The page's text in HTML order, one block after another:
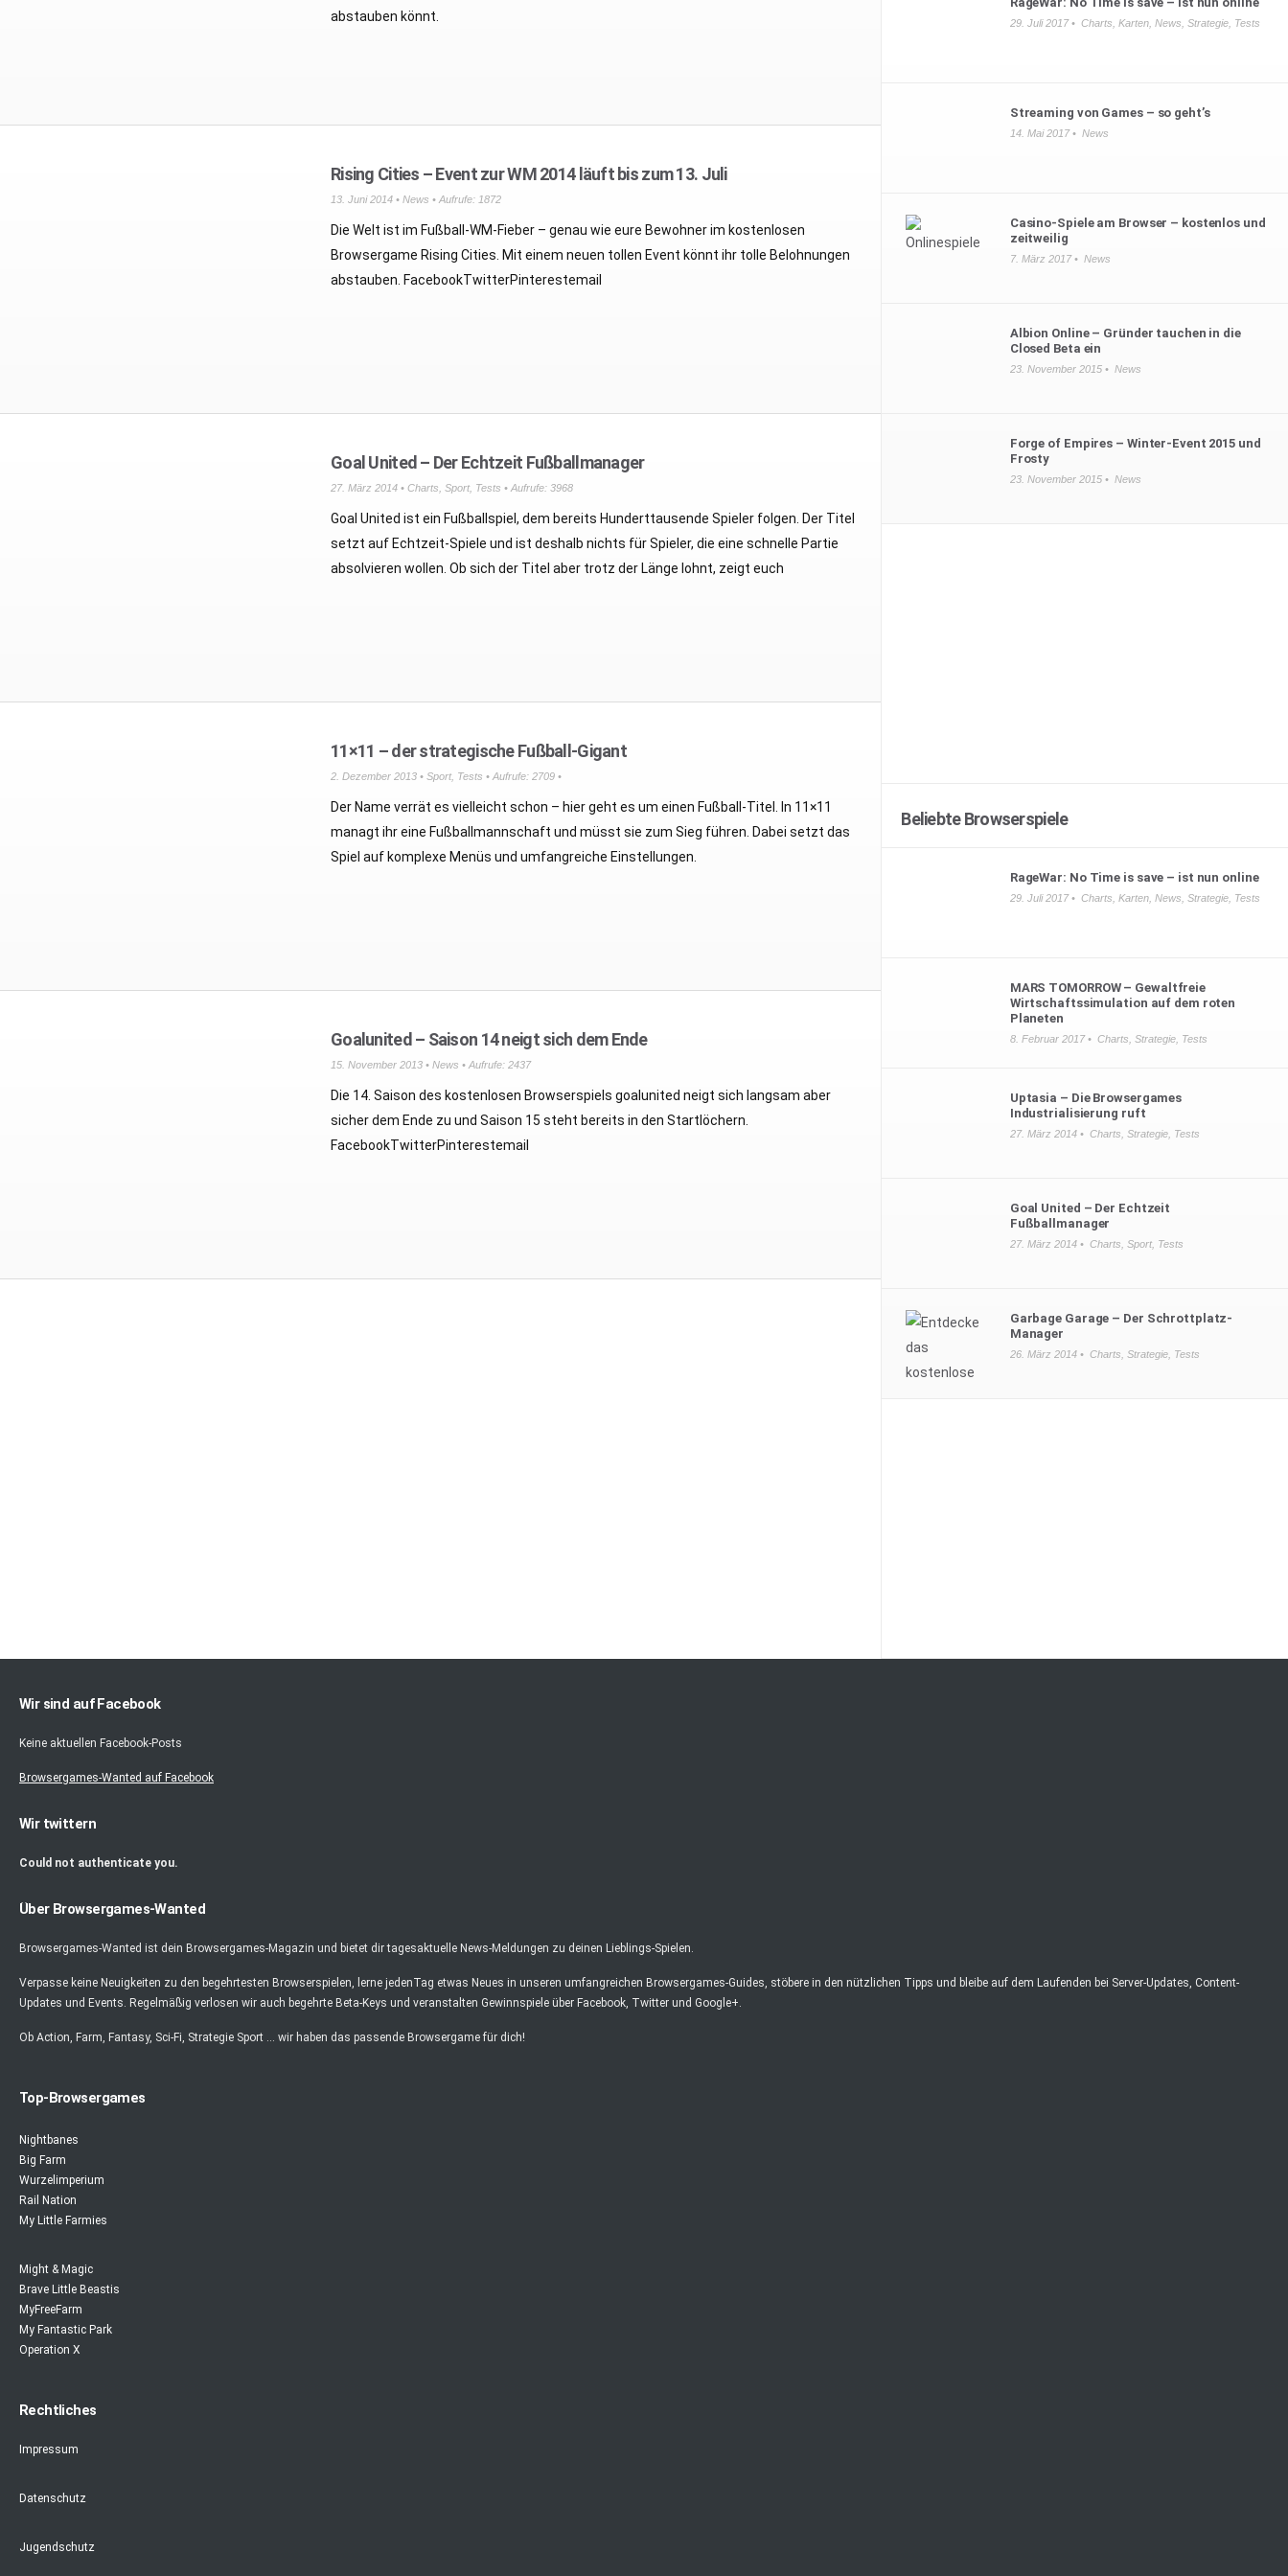
abstauben könnt.
Rising Cities – Event zur WM 2014 läuft bis zum 13. Juli
13. Juni 2014 • News • Aufrufe: 1872
Die Welt ist im Fußball-WM-Fieber – genau wie eure Bewohner im kostenlosen
Browsergame Rising Cities. Mit einem neuen tollen Event könnt ihr tolle Belohnungen
abstauben. FacebookTwitterPinterestemail
Goal United – Der Echtzeit Fußballmanager
27. März 2014 • Charts Sport Tests • Aufrufe: 3968
Goal United ist ein Fußballspiel, dem bereits Hunderttausende Spieler folgen. Der Titel
setzt auf Echtzeit-Spiele und ist deshalb nichts für Spieler, die eine schnelle Partie
absolvieren wollen. Ob sich der Titel aber trotz der Länge lohnt, zeigt euch
11×11 – der strategische Fußball-Gigant
2. Dezember 2013 • Sport Tests • Aufrufe: 2709 •
Der Name verrät es vielleicht schon – hier geht es um einen Fußball-Titel. In 11×11
managt ihr eine Fußballmannschaft und müsst sie zum Sieg führen. Dabei setzt das
Spiel auf komplexe Menüs und umfangreiche Einstellungen.
Goalunited – Saison 14 neigt sich dem Ende
15. November 2013 • News • Aufrufe: 2437
Die 14. Saison des kostenlosen Browserspiels goalunited neigt sich langsam aber
sicher dem Ende zu und Saison 15 steht bereits in den Startlöchern.
FacebookTwitterPinterestemail
29. Juli 2017 • Charts Karten, News Strategie, Tests
Streaming von Games – so geht’s
14. Mai 2017 • News
Casino-Spiele am Browser – kostenlos und
zeitweilig
7. März 2017 • News
Albion Online – Gründer tauchen in die
Closed Beta ein
23. November 2015 • News
Forge of Empires – Winter-Event 2015 und
Frosty
23. November 2015 • News
Beliebte Browserspiele
RageWar: No Time is save – ist nun online
29. Juli 2017 • Charts Karten, News Strategie, Tests
MARS TOMORROW – Gewaltfreie
Wirtschaftssimulation auf dem roten
Planeten
8. Februar 2017 • Charts Strategie, Tests
Uptasia – Die Browsergames
Industrialisierung ruft
27. März 2014 • Charts Strategie, Tests
Goal United – Der Echtzeit
Fußballmanager
27. März 2014 • Charts Sport, Tests
Garbage Garage – Der Schrottplatz-
Manager
26. März 2014 • Charts Strategie, Tests
Wir sind auf Facebook
Keine aktuellen Facebook-Posts
Browsergames-Wanted auf Facebook
Wir twittern
Could not authenticate you.
Über Browsergames-Wanted
Browsergames-Wanted ist dein Browsergames-Magazin und bietet dir tagesaktuelle News-Meldungen zu deinen Lieblings-Spielen.
Verpasse keine Neuigkeiten zu den begehrtesten Browserspielen, lerne jedenTag etwas Neues in unseren umfangreichen Browsergames-Guides, stöbere in den nützlichen Tipps und bleibe auf dem Laufenden bei Server-Updates, Content-
Updates und Events. Regelmäßig verlosen wir auch begehrte Beta-Keys und veranstalten Gewinnspiele über Facebook, Twitter und Google+.
Ob Action, Farm, Fantasy, Sci-Fi, Strategie Sport ... wir haben das passende Browsergame für dich!
Top-Browsergames
Nightbanes
Big Farm
Wurzelimperium
Rail Nation
My Little Farmies
Might & Magic
Brave Little Beastis
MyFreeFarm
My Fantastic Park
Operation X
Rechtliches
Impressum
Datenschutz
Jugendschutz